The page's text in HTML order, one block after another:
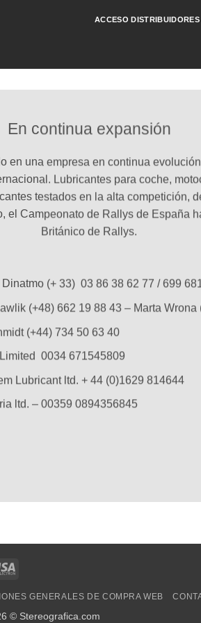
ACCESO
En continua expansión
en una empresa en continua
Lubricantes para coche,
testados en la alta competición,
el Campeonato de Rallys de España
Británico de Rallys.
(+ 33) 03 86 38 62 77 / 699
(+48) 662 19 88 43 – Marta
(+44) 734 50 63 40
0034 671545809
Lubricant ltd. + 44 (0)1629 814644
ltd. – 00359 0894356845
Visa
GENERALES DE COMPRA WEB
© Stereografica.com